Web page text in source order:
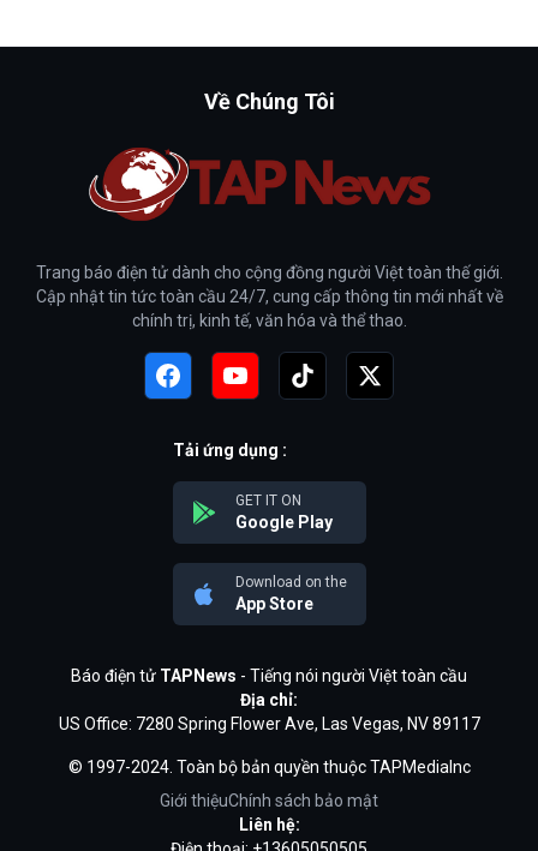
Về Chúng Tôi
Trang báo điện tử dành cho cộng đồng người Việt toàn thế giới.
Cập nhật tin tức toàn cầu 24/7, cung cấp thông tin mới nhất về
chính trị, kinh tế, văn hóa và thể thao.
Tải ứng dụng :
GET IT ON
Google Play
Download on the
App Store
Báo điện tử TAPNews - Tiếng nói người Việt toàn cầu
Địa chỉ:
US Office: 7280 Spring Flower Ave, Las Vegas, NV 89117
© 1997-2024. Toàn bộ bản quyền thuộc TAPMediaInc
Giới thiệuChính sách bảo mật
Liên hệ: